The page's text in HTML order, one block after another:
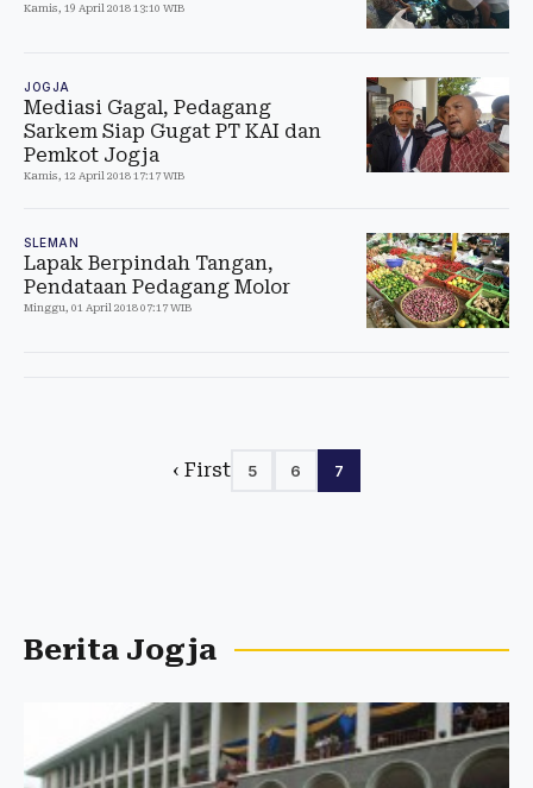
Kamis, 19 April 2018 13:10 WIB
JOGJA
Mediasi Gagal, Pedagang
Sarkem Siap Gugat PT KAI dan
Pemkot Jogja
Kamis, 12 April 2018 17:17 WIB
SLEMAN
Lapak Berpindah Tangan,
Pendataan Pedagang Molor
Minggu, 01 April 2018 07:17 WIB
‹ First 5 6 7
Berita Jogja